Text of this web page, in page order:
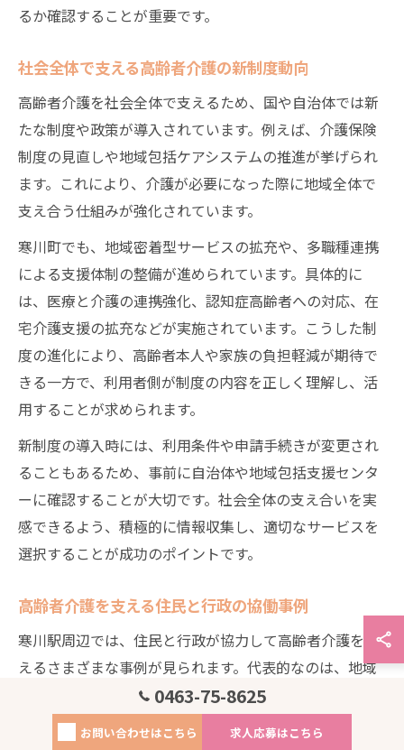
るか確認することが重要です。
社会全体で支える高齢者介護の新制度動向
高齢者介護を社会全体で支えるため、国や自治体では新
たな制度や政策が導入されています。例えば、介護保険
制度の見直しや地域包括ケアシステムの推進が挙げられ
ます。これにより、介護が必要になった際に地域全体で
支え合う仕組みが強化されています。
寒川町でも、地域密着型サービスの拡充や、多職種連携
による支援体制の整備が進められています。具体的に
は、医療と介護の連携強化、認知症高齢者への対応、在
宅介護支援の拡充などが実施されています。こうした制
度の進化により、高齢者本人や家族の負担軽減が期待で
きる一方で、利用者側が制度の内容を正しく理解し、活
用することが求められます。
新制度の導入時には、利用条件や申請手続きが変更され
ることもあるため、事前に自治体や地域包括支援センタ
ーに確認することが大切です。社会全体の支え合いを実
感できるよう、積極的に情報収集し、適切なサービスを
選択することが成功のポイントです。
高齢者介護を支える住民と行政の協働事例
寒川駅周辺では、住民と行政が協力して高齢者介護を支
えるさまざまな事例が見られます。代表的なのは、地域
住民による見守り活動や、自治体主導の高齢者サロン、
健康管理イベントなどです。これらの活動が高齢者の孤
0463-75-8625
お問い合わせはこちら 求人応募はこちら